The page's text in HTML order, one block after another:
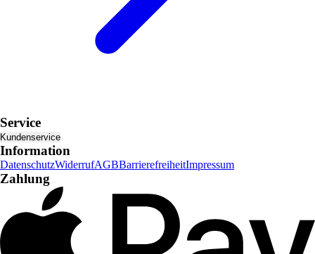
Service
Kundenservice
Information
DatenschutzWiderrufAGBBarrierefreiheitImpressum
Zahlung